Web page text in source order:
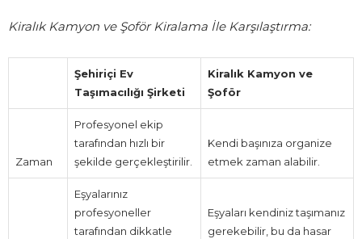
Kiralık Kamyon ve Şoför Kiralama İle Karşılaştırma:
Şehiriçi Ev
Taşımacılığı Şirketi
Kiralık Kamyon ve
Şoför
Zaman
Profesyonel ekip
tarafından hızlı bir
şekilde gerçekleştirilir.
Kendi başınıza organize
etmek zaman alabilir.
Eşyalarınız
profesyoneller
tarafından dikkatle
Eşyaları kendiniz taşımanız
gerekebilir, bu da hasar